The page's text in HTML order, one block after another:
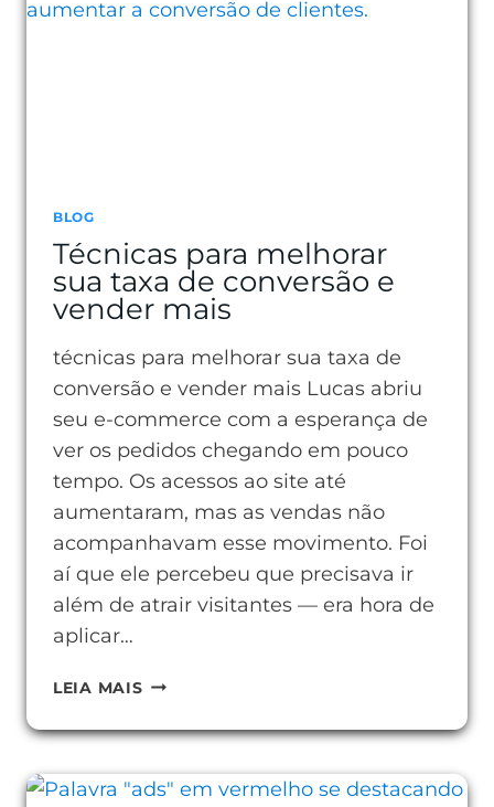
BLOG
Técnicas para melhorar
sua taxa de conversão e
vender mais
técnicas para melhorar sua taxa de
conversão e vender mais Lucas abriu
seu e-commerce com a esperança de
ver os pedidos chegando em pouco
tempo. Os acessos ao site até
aumentaram, mas as vendas não
acompanhavam esse movimento. Foi
aí que ele percebeu que precisava ir
além de atrair visitantes — era hora de
aplicar…
LEIA MAISTÉCNICAS
SUA